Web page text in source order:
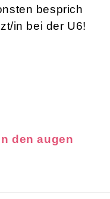
besprich
in bei der U6!
den augen